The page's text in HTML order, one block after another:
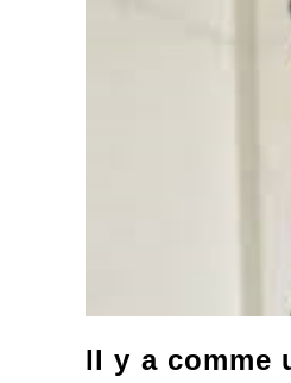
Il y a comme